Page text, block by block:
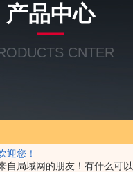
迎您！
自局域网的朋友！有什么可
产品中心
CNTER
置：首页